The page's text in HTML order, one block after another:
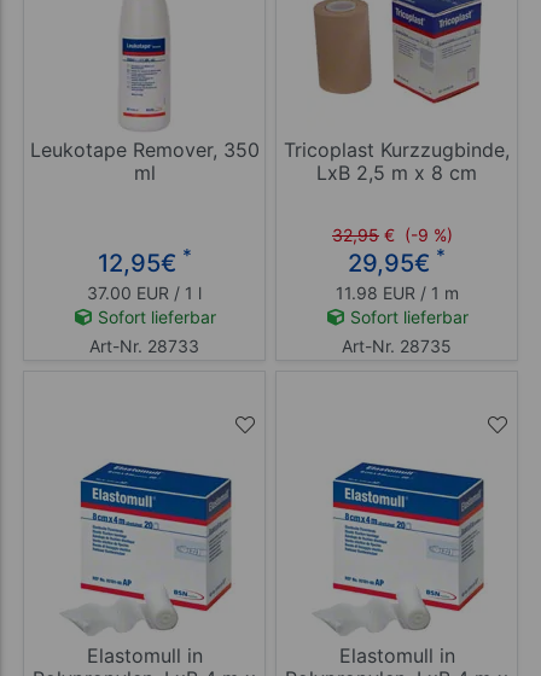
Leukotape Remover, 350
ml
12,95€ *
37.00 EUR / 1 l
Sofort lieferbar
Art-Nr. 28733
Tricoplast Kurzzugbinde,
LxB 2,5 m x 8 cm
32,95 € (-9 %)
29,95€ *
11.98 EUR / 1 m
Sofort lieferbar
Art-Nr. 28735
Elastomull in
Elastomull in